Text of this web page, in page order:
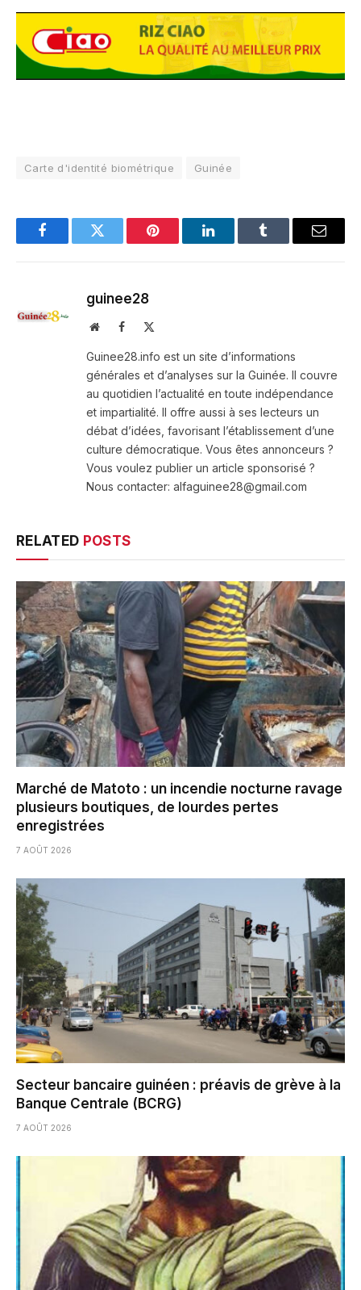
Carte d'identité biométrique Guinée
FacebookTwitter Pinterest LinkedInTumblr Email
guinee28
WebsiteFacebook
Guinee28.info est un site d’informations
générales et d’analyses sur la Guinée. Il couvre
au quotidien l’actualité en toute indépendance
et impartialité. Il offre aussi à ses lecteurs un
débat d’idées, favorisant l’établissement d’une
culture démocratique. Vous êtes annonceurs ?
Vous voulez publier un article sponsorisé ?
Nous contacter: alfaguinee28@gmail.com
RELATED POSTS
Marché de Matoto : un incendie nocturne ravage
plusieurs boutiques, de lourdes pertes
enregistrées
7 AOÛT 2026
Secteur bancaire guinéen : préavis de grève à la
Banque Centrale (BCRG)
7 AOÛT 2026